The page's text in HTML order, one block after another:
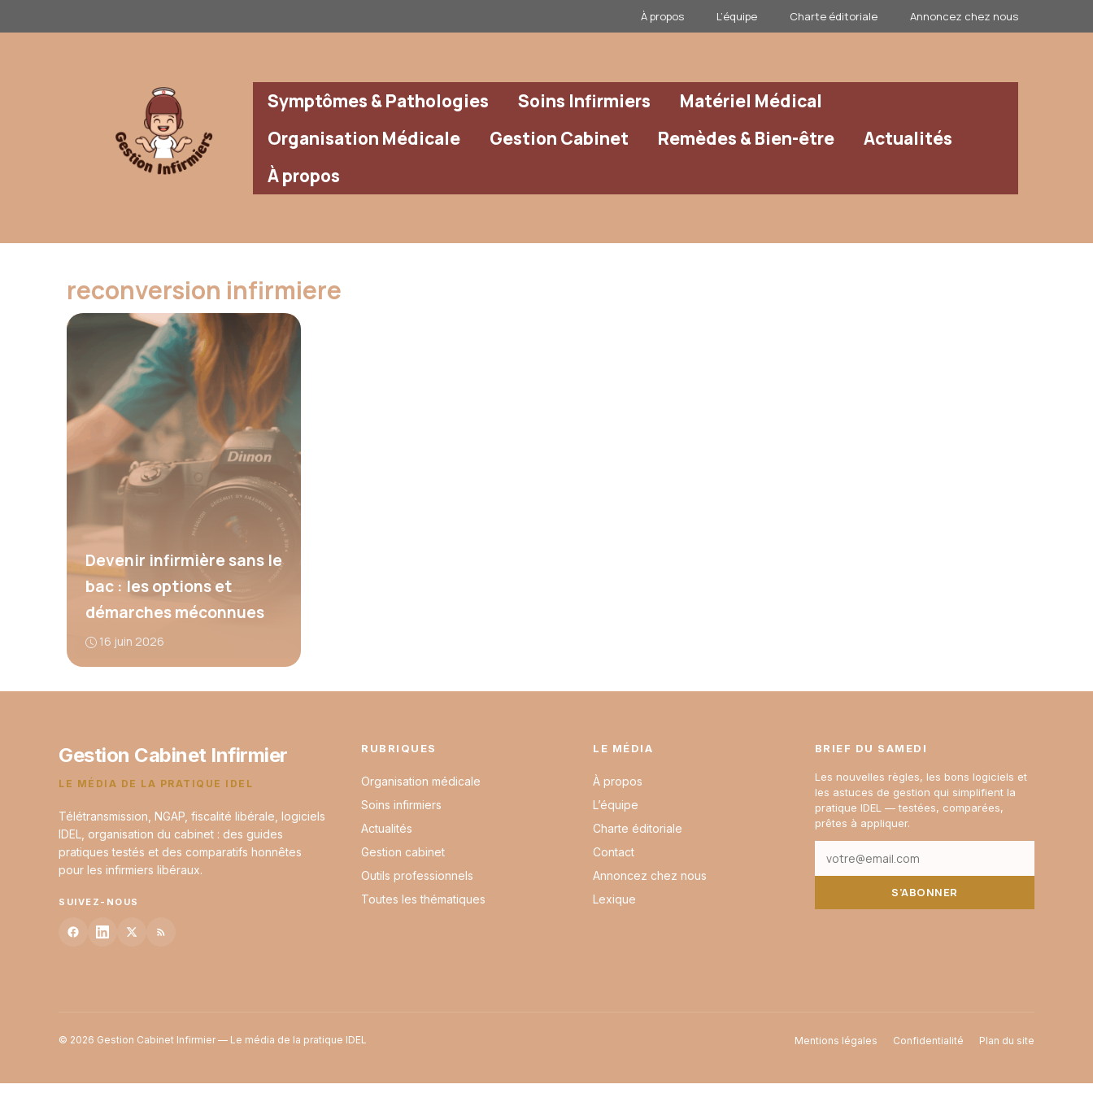
au
À propos L’équipe Charte éditoriale Annoncez chez nous
Symptômes & Pathologies Soins Infirmiers
Matériel Médical
Organisation Médicale
Gestion Cabinet Remèdes & Bien-être
Actualités
À propos
reconversion infirmiere
Devenir infirmière sans le
bac : les options et
démarches méconnues
16 juin 2026
Gestion Cabinet Infirmier
LE MÉDIA DE LA PRATIQUE IDEL
Télétransmission, NGAP, fiscalité libérale, logiciels
IDEL, organisation du cabinet : des guides
pratiques testés et des comparatifs honnêtes
pour les infirmiers libéraux.
SUIVEZ-NOUS
RUBRIQUES
Organisation médicale
Soins infirmiers
Actualités
Gestion cabinet
Outils professionnels
Toutes les thématiques
LE MÉDIA
À propos
L’équipe
Charte éditoriale
Contact
Annoncez chez nous
Lexique
BRIEF DU SAMEDI
Les nouvelles règles, les bons logiciels et
les astuces de gestion qui simplifient la
pratique IDEL — testées, comparées,
prêtes à appliquer.
S’ABONNER
© 2026 Gestion Cabinet Infirmier — Le média de la pratique IDEL Mentions légales Confidentialité Plan du site